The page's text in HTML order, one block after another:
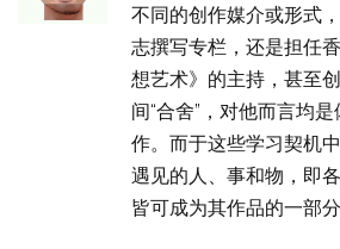
不同的创作媒介或形式
志撰写专栏，还是担任
想艺术》的主持，甚至
间“合舍”，对他而言均
作。而于这些学习契机
遇见的人、事和物，即
皆可成为其作品的一部分